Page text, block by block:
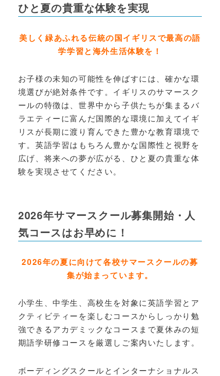
ひと夏の貴重な体験を実現
美しく緑あふれる伝統の国イギリスで最高の語
学学習と海外生活体験を！
お子様の未知の可能性を伸ばすには、確かな環
境選びが絶対条件です。イギリスのサマースク
ールの特徴は、世界中から子供たちが集まるバ
ラエティーに富んだ国際的な環境に加えてイギ
リスが長期に渡り育んできた豊かな教育環境で
す。英語学習はもちろん豊かな国際性と視野を
広げ、将来への夢が広がる、ひと夏の貴重な体
験を実現させてください。
2026年サマースクール募集開始・人
気コースはお早めに！
2026年の夏に向けて各校サマースクールの募
集が始まっています。
小学生、中学生、高校生を対象に英語学習とア
クティビティーを楽しむコースからしっかり勉
強できるアカデミックなコースまで夏休みの短
期語学研修コースを厳選しご案内いたします。
ボーディングスクールとインターナショナルス